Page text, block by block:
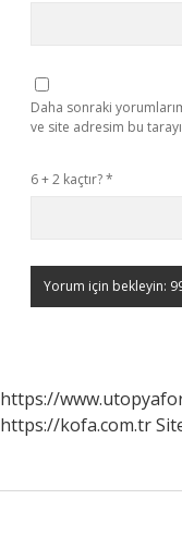
Daha sonraki
ve site adresim bu
6 + 2 kaçtır?*
https://
https://kofa.com.tr